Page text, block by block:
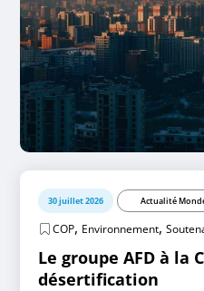
30 juillet 2026 Actualité
COP, Environnement,
Le groupe AFD à la
désertification